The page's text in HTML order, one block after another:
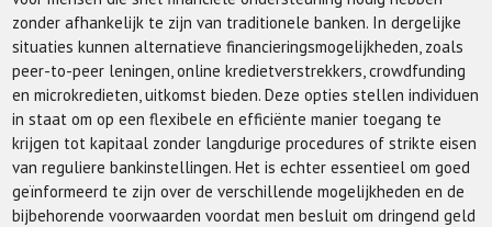
zonder afhankelijk te zijn van traditionele banken. In dergelijke
situaties kunnen alternatieve financieringsmogelijkheden, zoals
peer-to-peer leningen, online kredietverstrekkers, crowdfunding
en microkredieten, uitkomst bieden. Deze opties stellen individuen
in staat om op een flexibele en efficiënte manier toegang te
krijgen tot kapitaal zonder langdurige procedures of strikte eisen
van reguliere bankinstellingen. Het is echter essentieel om goed
geïnformeerd te zijn over de verschillende mogelijkheden en de
bijbehorende voorwaarden voordat men besluit om dringend geld